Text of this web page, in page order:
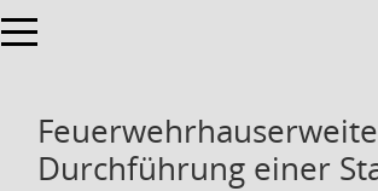
Toggle navigation
Durchführung einer